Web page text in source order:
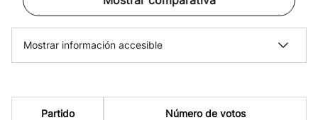
Mostrar información accesible
Partido Número de votos